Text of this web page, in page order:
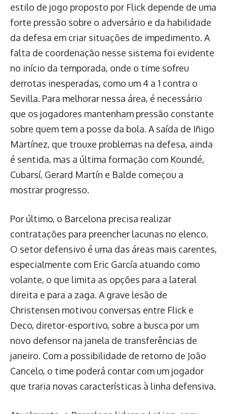
estilo de jogo proposto por Flick depende de uma
forte pressão sobre o adversário e da habilidade
da defesa em criar situações de impedimento. A
falta de coordenação nesse sistema foi evidente
no início da temporada, onde o time sofreu
derrotas inesperadas, como um 4 a 1 contra o
Sevilla. Para melhorar nessa área, é necessário
que os jogadores mantenham pressão constante
sobre quem tem a posse da bola. A saída de Iñigo
Martínez, que trouxe problemas na defesa, ainda
é sentida, mas a última formação com Koundé,
Cubarsí, Gerard Martín e Balde começou a
mostrar progresso.
Por último, o Barcelona precisa realizar
contratações para preencher lacunas no elenco.
O setor defensivo é uma das áreas mais carentes,
especialmente com Eric García atuando como
volante, o que limita as opções para a lateral
direita e para a zaga. A grave lesão de
Christensen motivou conversas entre Flick e
Deco, diretor-esportivo, sobre a busca por um
novo defensor na janela de transferências de
janeiro. Com a possibilidade de retorno de João
Cancelo, o time poderá contar com um jogador
que traria novas características à linha defensiva.